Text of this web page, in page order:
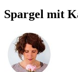
Spargel mit